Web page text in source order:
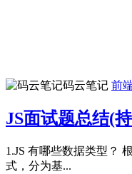
码云笔记 前
JS面试题总结(
1.JS 有哪些数据类型？
式，分为基...